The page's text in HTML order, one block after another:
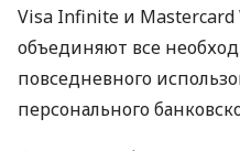
Visa Infinite и
объединяют все
повседневного
персонального